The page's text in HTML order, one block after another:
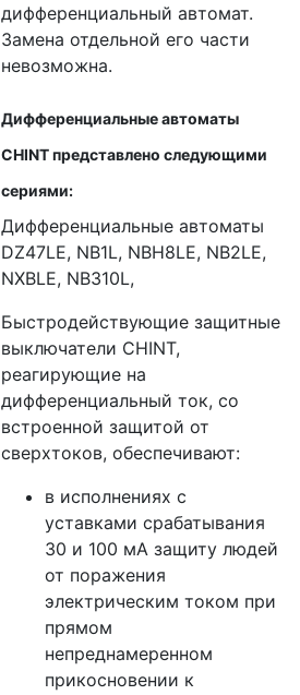
дифференциальный автомат.
Замена отдельной его части
невозможна.
Дифференциальные автоматы
CHINT представлено следующими
сериями:
Дифференциальные автоматы
DZ47LE, NB1L, NBH8LE, NB2LE,
NXBLE, NB310L,
Быстродействующие защитные
выключатели CHINT,
реагирующие на
дифференциальный ток, со
встроенной защитой от
сверхтоков, обеспечивают:
в исполнениях с
уставками срабатывания
30 и 100 мА защиту людей
от поражения
электрическим током при
прямом
непреднамеренном
прикосновении к